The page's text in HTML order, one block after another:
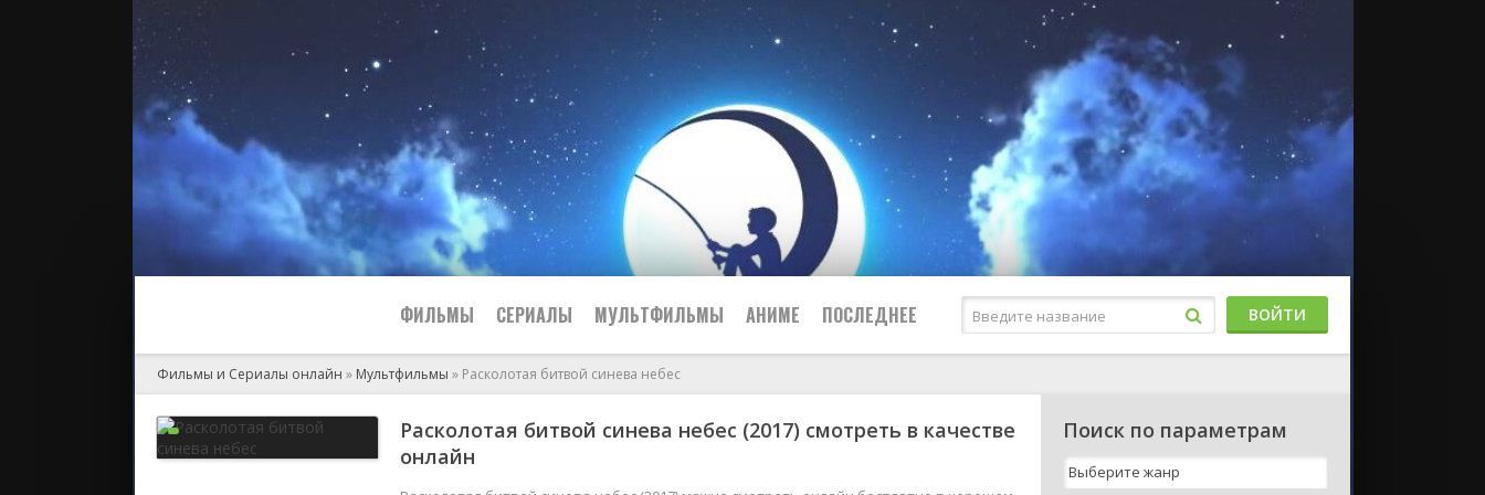
ФИЛЬМЫ
2024
Боевики
Мелодрамы
СЕРИАЛЫ МУЛЬТФИЛЬМЫ АНИМЕ ПОСЛЕДНЕЕ ВОЙТИ
Фильмы и Сериалы онлайн » Мультфильмы » Расколотая битвой синева небес
Расколотая битвой синева небес (2017) смотреть в качестве
онлайн
Поиск по параметрам